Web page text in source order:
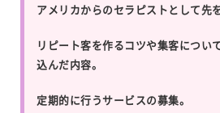
アメリカからのセラピストとして先
リピート客を作るコツや集客につい
込んだ内容。
定期的に行うサービスの募集。